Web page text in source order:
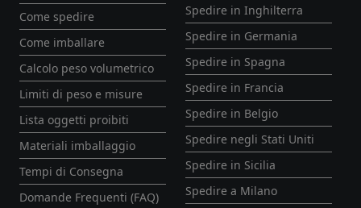
Come spedire
Come imballare
Calcolo peso volumetrico
Limiti di peso e misure
Lista oggetti proibiti
Materiali imballaggio
Tempi di Consegna
Domande Frequenti (FAQ)
Spedire in Inghilterra
Spedire in Germania
Spedire in Spagna
Spedire in Francia
Spedire in Belgio
Spedire negli Stati Uniti
Spedire in Sicilia
Spedire a Milano